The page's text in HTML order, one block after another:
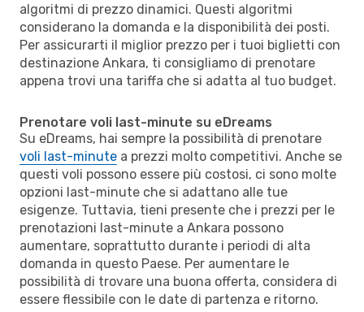
algoritmi di prezzo dinamici. Questi algoritmi
considerano la domanda e la disponibilità dei posti.
Per assicurarti il miglior prezzo per i tuoi biglietti con
destinazione Ankara, ti consigliamo di prenotare
appena trovi una tariffa che si adatta al tuo budget.
Prenotare voli last-minute su eDreams
Su eDreams, hai sempre la possibilità di prenotare
voli last-minute a prezzi molto competitivi. Anche se
questi voli possono essere più costosi, ci sono molte
opzioni last-minute che si adattano alle tue
esigenze. Tuttavia, tieni presente che i prezzi per le
prenotazioni last-minute a Ankara possono
aumentare, soprattutto durante i periodi di alta
domanda in questo Paese. Per aumentare le
possibilità di trovare una buona offerta, considera di
essere flessibile con le date di partenza e ritorno.